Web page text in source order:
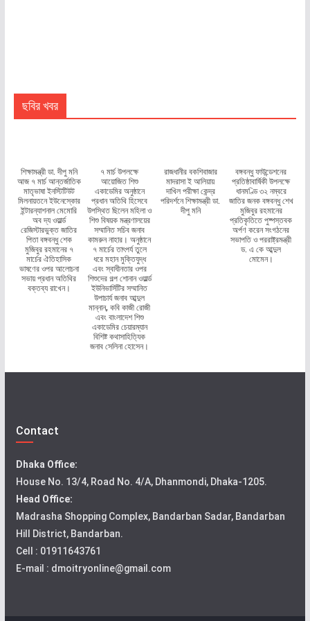
ছবির খবর
শিক্ষামন্ত্রী ডা. দীপু মনি
আজ ৭ মার্চ আন্তর্জাতিক
মাতৃভাষা ইনস্টিটিউট
মিলনায়তনে ইউনেস্কোর
ইন্টারন্যাশনাল মেমোরি
অব দ্য ওয়ার্ল্ড
রেজিস্টারভুক্ত জাতির
পিতা বঙ্গবন্ধু শেক
মুজিবুর রহমানের ৭
মার্চের ঐতিহাসিক
ভাষণের ওপর আলোচনা
সভায় প্রধান অতিথির
বক্তব্য রাখেন।
৭ মার্চ উপলক্ষে
আয়োজিত শিশু
একাডেমির অনুষ্ঠানে
প্রধান অতিথি হিসেবে
উপস্থিত ছিলেন মহিলা ও
শিশু বিষয়ক মন্ত্রণালয়ের
সম্মানিত সচিব জনাব
কামরুন নাহার। অনুষ্ঠানে
৭ মার্চের তাৎপর্য তুলে
ধরে মহান মুক্তিযুদ্ধ
এবং স্বাধীনতার ওপর
শিশুদের গল্প শোনান ওয়ার্ল্ড
ইউনিভার্সিটির সম্মানিত
উপাচার্য জনাব আব্দুল
মান্নান, কবি কাজী রোজী
এবং বাংলাদেশ শিশু
একাডেমির চেয়ারম্যান
বিশিষ্ট কথাসাহিত্যিক
জনাব সেলিনা হোসেন।
রাজধানীর বকশিবাজার
মাদরাসা ই আলিয়ায়
দাখিল পরীক্ষা কেন্দ্র
পরিদর্শনে শিক্ষামন্ত্রী ডা.
দীপু মনি
বঙ্গবন্ধু ফাউন্ডেশনের
প্রতিষ্ঠাবার্ষিকী উপলক্ষে
ধানমণ্ডি ৩২ নম্বরে
জাতির জনক বঙ্গবন্ধু শেখ
মুজিবুর রহমানের
প্রতিকৃতিতে পুষ্পস্তবক
অর্পণ করেন সংগঠনের
সভাপতি ও পররাষ্ট্রমন্ত্রী
ড. এ কে আব্দুল
মোমেন।
Contact
Dhaka Office:
House No. 13/4, Road No. 4/A, Dhanmondi, Dhaka-1205.
Head Office:
Madrasha Shopping Complex, Bandarban Sadar, Bandarban
Hill District, Bandarban.
Cell : 01911643761
E-mail : dmoitryonline@gmail.com